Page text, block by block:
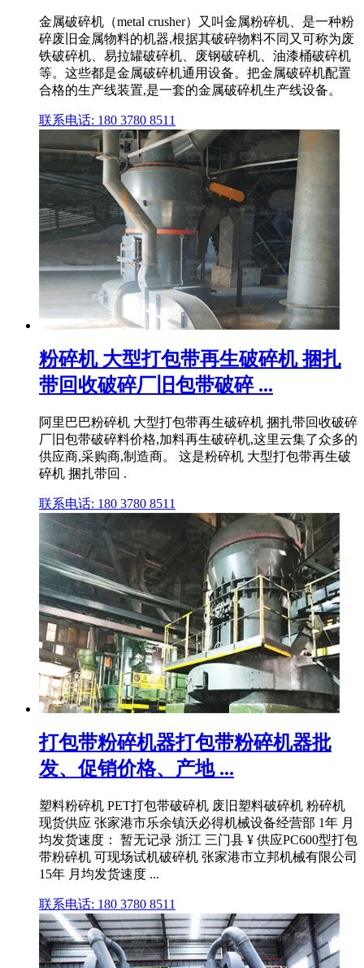
金属破碎机（metal crusher）又叫金属粉碎机、是一种粉
碎废旧金属物料的机器,根据其破碎物料不同又可称为废
铁破碎机、易拉罐破碎机、废钢破碎机、油漆桶破碎机
等。这些都是金属破碎机通用设备。把金属破碎机配置
合格的生产线装置,是一套的金属破碎机生产线设备。
联系电话: 180 3780 8511
粉碎机 大型打包带再生破碎机 捆扎
带回收破碎厂旧包带破碎 ...
阿里巴巴粉碎机 大型打包带再生破碎机 捆扎带回收破碎
厂旧包带破碎料价格,加料再生破碎机,这里云集了众多的
供应商,采购商,制造商。 这是粉碎机 大型打包带再生破
碎机 捆扎带回 .
联系电话: 180 3780 8511
打包带粉碎机器打包带粉碎机器批
发、促销价格、产地 ...
塑料粉碎机 PET打包带破碎机 废旧塑料破碎机 粉碎机
现货供应 张家港市乐余镇沃必得机械设备经营部 1年 月
均发货速度： 暂无记录 浙江 三门县 ¥ 供应PC600型打包
带粉碎机 可现场试机破碎机 张家港市立邦机械有限公司
15年 月均发货速度 ...
联系电话: 180 3780 8511